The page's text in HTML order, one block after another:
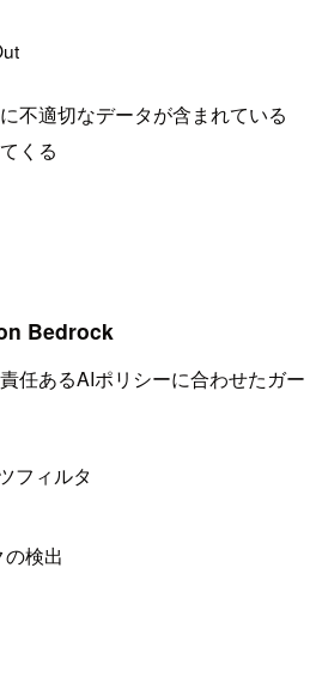
不適切なデータが含まれている
くる
Bedrock
任あるAIポリシーに合わせたガー
フィルタ
検出